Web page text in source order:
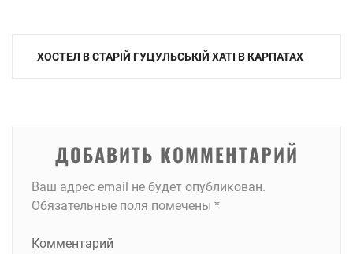
Навигация
ХОСТЕЛ В СТАРІЙ ГУЦУЛЬСЬКІЙ ХАТІ В КАРПАТАХ
ДОБАВИТЬ КОММЕНТАРИЙ
Ваш адрес email не будет опубликован.
Обязательные поля помечены *
Комментарий